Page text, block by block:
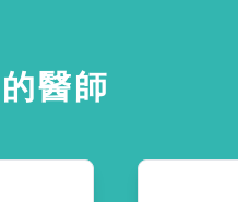
醫師